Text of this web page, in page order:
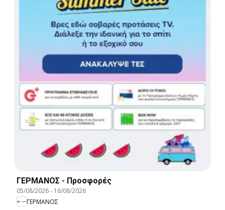
ΓΕΡΜΑΝΟΣ - Προσφορές
05/08/2026- 16/08/2026
ΓΕΡΜΑΝΟΣ